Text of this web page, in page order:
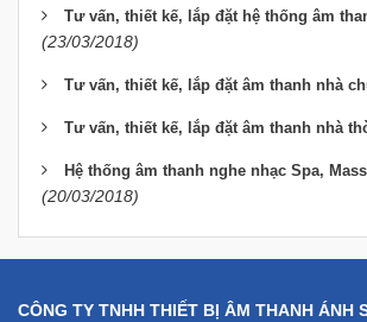
Tư vấn, thiết kế, lắp đặt hệ thống âm
(23/03/2018)
Tư vấn, thiết kế, lắp đặt âm thanh nhà
Tư vấn, thiết kế, lắp đặt âm thanh nhà
Hệ thống âm thanh nghe nhạc Spa,
(20/03/2018)
CÔNG TY TNHH THIẾT BỊ ÂM THANH ÁNH